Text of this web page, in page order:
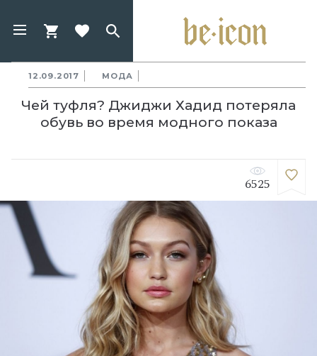
12.09.2017 МОДА
Чей туфля? Джиджи Хадид потеряла
обувь во время модного показа
6525